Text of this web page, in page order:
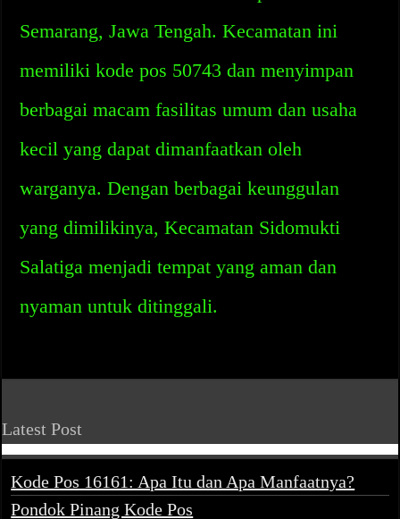
Semarang, Jawa Tengah. Kecamatan ini
memiliki kode pos 50743 dan menyimpan
berbagai macam fasilitas umum dan usaha
kecil yang dapat dimanfaatkan oleh
warganya. Dengan berbagai keunggulan
yang dimilikinya, Kecamatan Sidomukti
Salatiga menjadi tempat yang aman dan
nyaman untuk ditinggali.
Latest Post
Kode Pos 16161: Apa Itu dan Apa Manfaatnya?
Pondok Pinang Kode Pos